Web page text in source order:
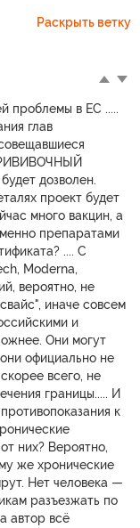
Раскрыть ветку
проблемы в ЕС .....
глав
дозволен.
проект будет
много вакцин, а
препаратами
.... С
Moderna,
вероятно, не
иначе совсем
и
Они могут
официально не
всего, не
границы..... И
к
них? Вероятно,
же хронические
Нет человека —
разъезжать по
автор всё